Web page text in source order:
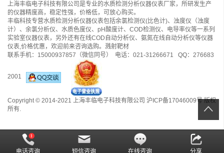
上海丰临电子科技有限公司是专业的水质检测分析仪器仪表厂家，所研发生产
的仪器精度高，稳定性强，价格低，可放心购买。
丰临科技专营水质检测分析仪器仪表包括余氯检测仪(比色计)、 浊度仪（浊度
计） 、 余氯分析仪、 水质色度仪、 pH酸度计、 COD检测仪、 电导率仪等一系列
实验室仪器仪表，另外还有在线COD自动分析仪、 氨氮在线自动分析仪等仪器
仪表,价格优惠，欢迎前来咨询选购。 溅射靶材
联系手机： 15000937857 （微信同号） 电话： 021-31266671 QQ： 276683
2001
Copyright © 2014-2021 上海丰临电子科技有限公司 沪ICP备17046009号版权
所有.
电话咨询 短信咨询 在线咨询 分享